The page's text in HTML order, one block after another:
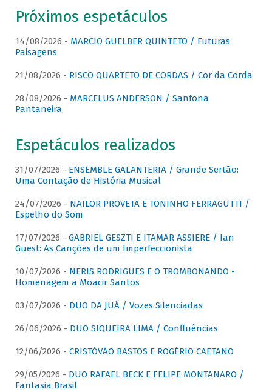
Próximos espetáculos
14/08/2026 - MARCIO GUELBER QUINTETO / Futuras
Paisagens
21/08/2026 - RISCO QUARTETO DE CORDAS / Cor da Corda
28/08/2026 - MARCELUS ANDERSON / Sanfona
Pantaneira
Espetáculos realizados
31/07/2026 - ENSEMBLE GALANTERIA / Grande Sertão:
Uma Contação de História Musical
24/07/2026 - NAILOR PROVETA E TONINHO FERRAGUTTI /
Espelho do Som
17/07/2026 - GABRIEL GESZTI E ITAMAR ASSIERE / Ian
Guest: As Canções de um Imperfeccionista
10/07/2026 - NERIS RODRIGUES E O TROMBONANDO -
Homenagem a Moacir Santos
03/07/2026 - DUO DA JUÁ / Vozes Silenciadas
26/06/2026 - DUO SIQUEIRA LIMA / Confluências
12/06/2026 - CRISTÓVÃO BASTOS E ROGÉRIO CAETANO
29/05/2026 - DUO RAFAEL BECK E FELIPE MONTANARO /
Fantasia Brasil